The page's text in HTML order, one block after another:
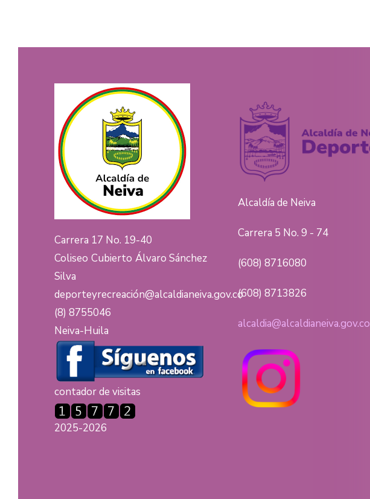
Carrera 17 No. 19-40
Coliseo Cubierto Álvaro Sánchez
Silva
deporteyrecreación@alcaldianeiva.gov.co
(8) 8755046
Neiva-Huila
contador de visitas
2025-2026
Alcaldía de Neiva
Carrera 5 No. 9 - 74
(608) 8716080
(608) 8713826
alcaldia@alcaldianeiva.gov.co